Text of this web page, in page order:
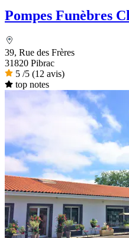
Pompes Funèbres
39, Rue des Frères
31820 Pibrac
5 /5 (12 avis)
top notes